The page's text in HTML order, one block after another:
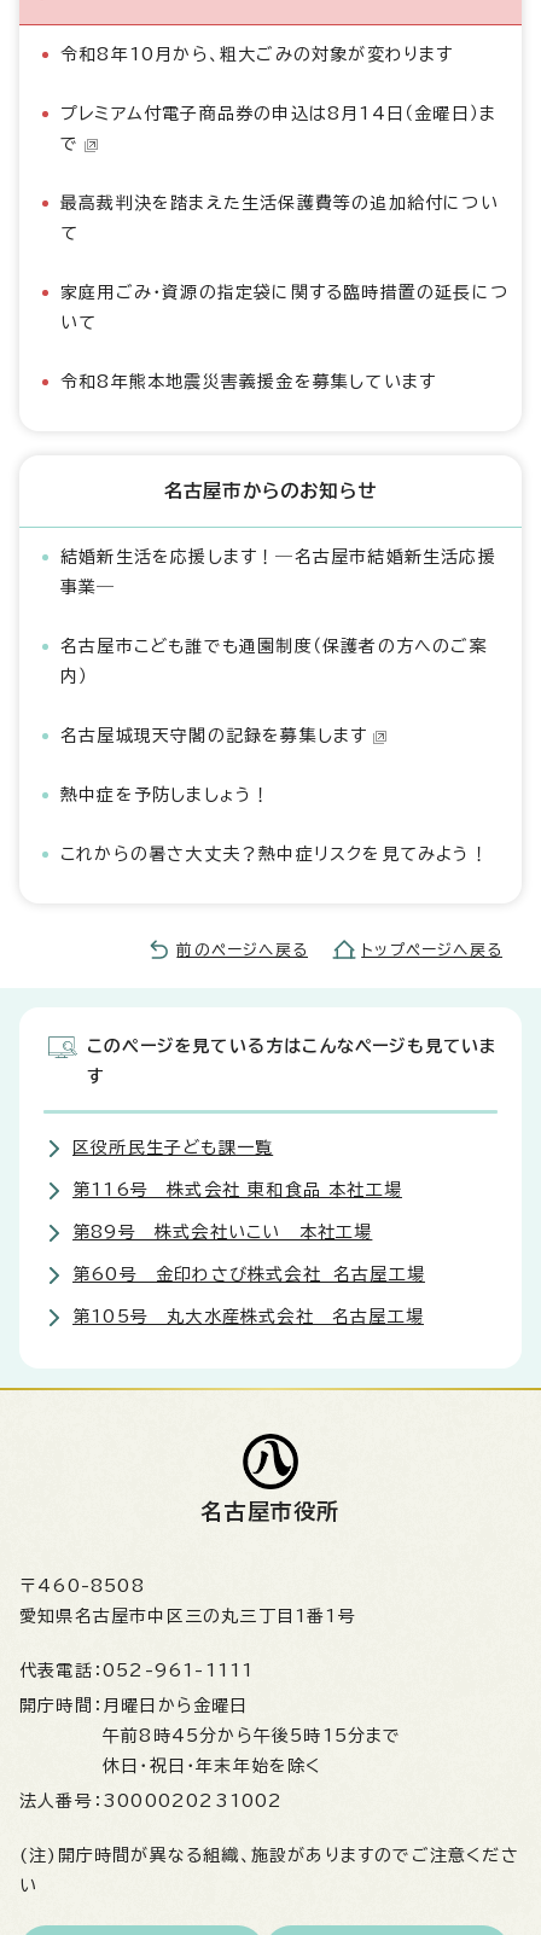
令和8年10月から、粗大ごみの対象が変わります
プレミアム付電子商品券の申込は8月14日（金曜日）ま
で
最高裁判決を踏まえた生活保護費等の追加給付につい
て
家庭用ごみ・資源の指定袋に関する臨時措置の延長につ
いて
令和8年熊本地震災害義援金を募集しています
名古屋市からのお知らせ
結婚新生活を応援します！―名古屋市結婚新生活応援
事業―
名古屋市こども誰でも通園制度（保護者の方へのご案
内）
名古屋城現天守閣の記録を募集します
熱中症を予防しましょう！
これからの暑さ大丈夫？熱中症リスクを見てみよう！
前のページへ戻る トップページへ戻る
このページを見ている方はこんなページも見ていま
す
区役所民生子ども課一覧
第116号 株式会社 東和食品 本社工場
第89号 株式会社いこい 本社工場
第60号 金印わさび株式会社 名古屋工場
第105号 丸大水産株式会社 名古屋工場
名古屋市役所
〒460-8508
愛知県名古屋市中区三の丸三丁目1番1号
代表電話： 052-961-1111
開庁時間： 月曜日から金曜日
午前8時45分から午後5時15分まで
休日・祝日・年末年始を除く
法人番号： 3000020231002
(注)開庁時間が異なる組織、施設がありますのでご注意くださ
い